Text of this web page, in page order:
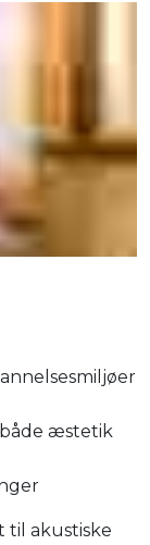
æstetik
til akustiske